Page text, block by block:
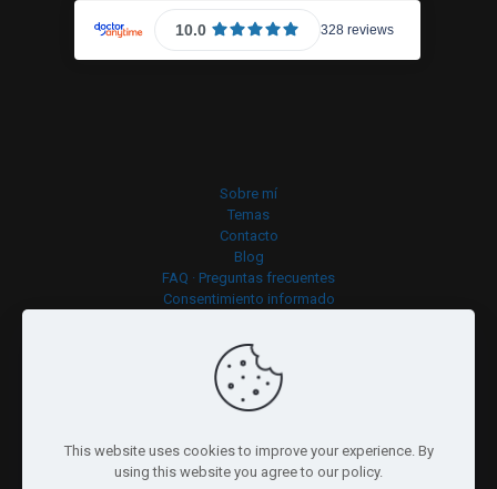
Sobre mí
Temas
Contacto
Blog
FAQ · Preguntas frecuentes
Consentimiento informado
This website uses cookies to improve your experience. By
using this website you agree to our policy.